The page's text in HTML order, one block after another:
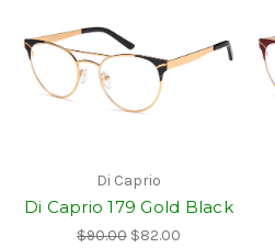
Di Caprio
Di Caprio 179 Gold Black
$90.00 $82.00